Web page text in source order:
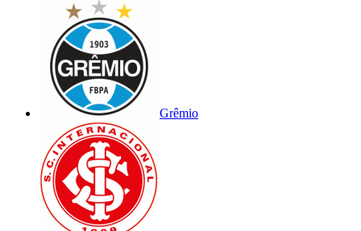
Grêmio